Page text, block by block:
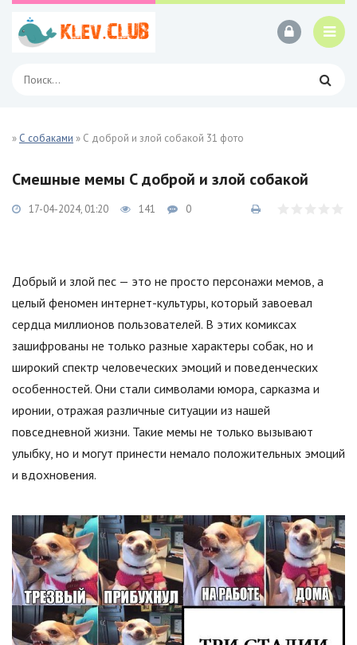
» С собаками » С доброй и злой собакой 31 фото
Смешные мемы С доброй и злой собакой
17-04-2024, 01:20 141 0
Добрый и злой пес — это не просто персонажи мемов, а
целый феномен интернет-культуры, который завоевал
сердца миллионов пользователей. В этих комиксах
зашифрованы не только разные характеры собак, но и
широкий спектр человеческих эмоций и поведенческих
особенностей. Они стали символами юмора, сарказма и
иронии, отражая различные ситуации из нашей
повседневной жизни. Такие мемы не только вызывают
улыбку, но и могут принести немало положительных эмоций
и вдохновения.